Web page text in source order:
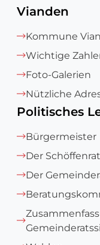
Vianden
Kommune
Wichtige
Foto-Galerien
Nützliche
Politisches
Bürgermeister
Der Schöffenrat
Der